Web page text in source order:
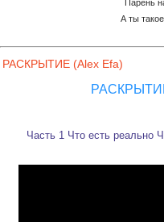
Парень
А ты
РАСКРЫТИЕ (Alex Efa)
Часть 1 Что есть реально